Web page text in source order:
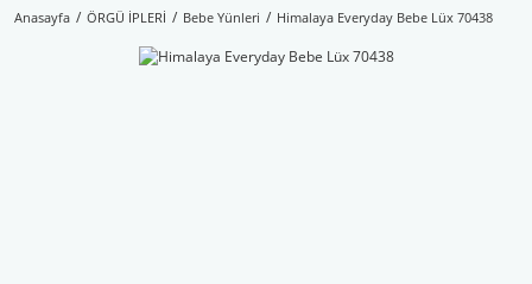
Anasayfa ÖRGÜ İPLERİ Bebe Yünleri Himalaya Everyday Bebe Lüx 70438